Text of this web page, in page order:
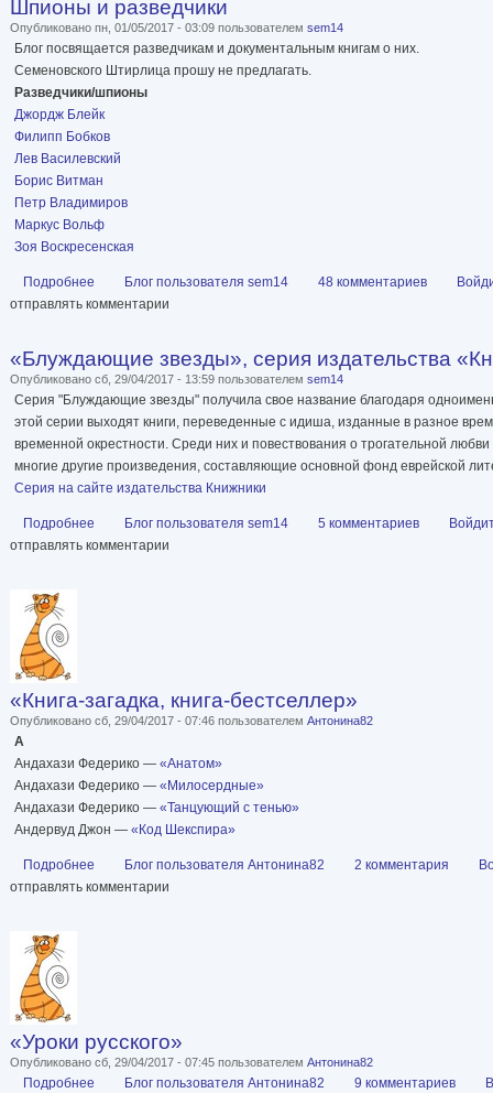
Шпионы и разведчики
Опубликовано пн, 01/05/2017 - 03:09 пользователем sem14
Блог посвящается разведчикам и документальным книгам о них.
Семеновского Штирлица прошу не предлагать.
Разведчики/шпионы
Джордж Блейк
Филипп Бобков
Лев Василевский
Борис Витман
Петр Владимиров
Маркус Вольф
Зоя Воскресенская
Подробнее о Шпионы и разведчики
Блог пользователя sem14 48 комментариев
отправлять комментарии
«Блуждающие звезды», серия издательства
Опубликовано сб, 29/04/2017 - 13:59 пользователем sem14
Серия "Блуждающие звезды" получила свое название благодаря
этой серии выходят книги, переведенные с идиша, изданные в разное
временной окрестности. Среди них и повествования о трогательной
многие другие произведения, составляющие основной фонд еврейской
Серия на сайте издательства Книжники
Подробнее о «Блуждающие звезды», серия издательства «Книжники»
Блог пользователя sem14 5 комментариев
отправлять комментарии
«Книга-загадка, книга-бестселлер»
Опубликовано сб, 29/04/2017 - 07:46 пользователем Антонина82
А
Андахази Федерико — «Анатом»
Андахази Федерико — «Милосердные»
Андахази Федерико — «Танцующий с тенью»
Андервуд Джон — «Код Шекспира»
Подробнее о «Книга-загадка, книга-бестселлер»
Блог пользователя Антонина82 2 комментария
отправлять комментарии
«Уроки русского»
Опубликовано сб, 29/04/2017 - 07:45 пользователем Антонина82
Подробнее о «Уроки русского»
Блог пользователя Антонина82 9 комментариев